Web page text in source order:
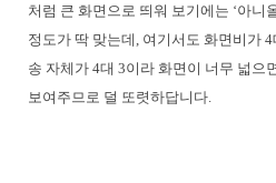
처럼 큰 화면으로 띄워 보기에는 ‘아니
정도가 딱 맞는데, 여기서도 화면비가
송 자체가 4대 3이라 화면이 너무 넓으
보여주므로 덜 또렷하답니다.